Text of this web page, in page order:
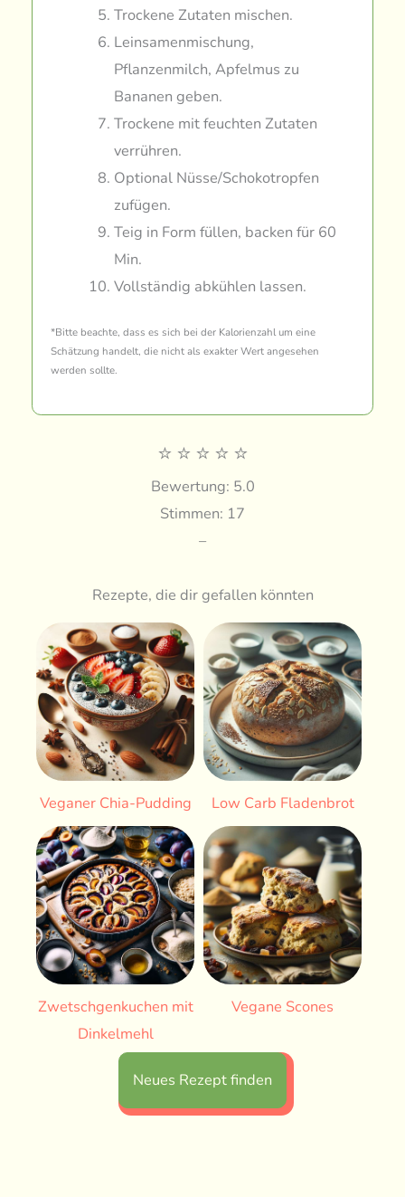
Trockene Zutaten mischen.
Leinsamenmischung,
Pflanzenmilch, Apfelmus zu
Bananen geben.
Trockene mit feuchten Zutaten
verrühren.
Optional Nüsse/Schokotropfen
zufügen.
Teig in Form füllen, backen für 60
Min.
Vollständig abkühlen lassen.
*Bitte beachte, dass es sich bei der Kalorienzahl um eine
Schätzung handelt, die nicht als exakter Wert angesehen
werden sollte.
⭐ ⭐ ⭐ ⭐ ⭐
Bewertung: 5.0
Stimmen: 17
–
Rezepte, die dir gefallen könnten
Veganer Chia-Pudding Low Carb Fladenbrot
Zwetschgenkuchen mit
Dinkelmehl
Vegane Scones
Neues Rezept finden